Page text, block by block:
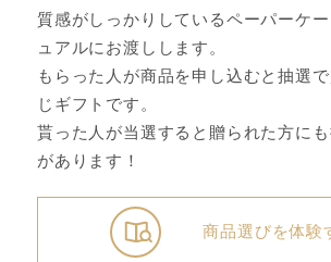
商品選びを体験
質感がしっかりしているペーパーケ
ュアルにお渡しします。
もらった人が商品を申し込むと抽選
じギフトです。
貰った人が当選すると贈られた方に
があります！